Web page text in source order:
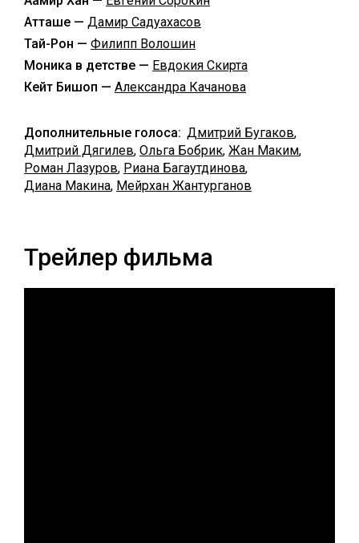
Атташе — Дамир Садуахасов
Тай-Рон — Филипп Волошин
Моника в детстве — Евдокия Скирта
Кейт Бишоп — Александра Качанова
Дополнительные голоса: Дмитрий Бугаков,
Дмитрий Дягилев, Ольга Бобрик, Жан Маким,
Роман Лазуров, Риана Багаутдинова,
Диана Макина, Мейрхан Жантурганов
Трейлер фильма